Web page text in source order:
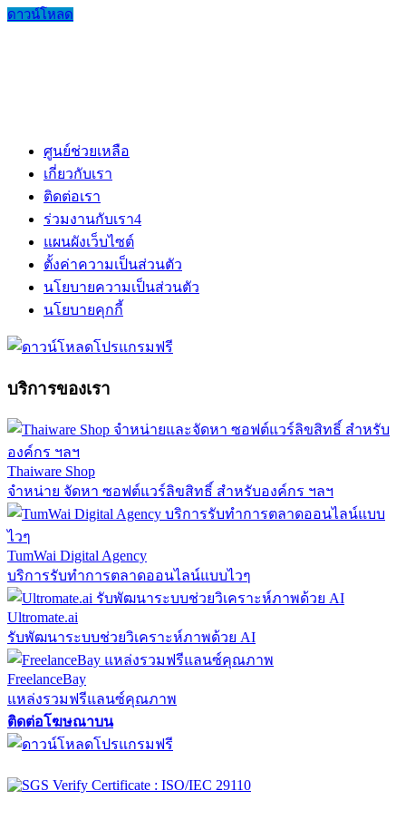
ดาวน์โหลด
ศูนย์ช่วยเหลือ
เกี่ยวกับเรา
ติดต่อเรา
ร่วมงานกับเรา4
แผนผังเว็บไซต์
ตั้งค่าความเป็นส่วนตัว
นโยบายความเป็นส่วนตัว
นโยบายคุกกี้
บริการของเรา
Thaiware Shop
จำหน่าย จัดหา ซอฟต์แวร์ลิขสิทธิ์ สำหรับองค์กร ฯลฯ
TumWai Digital Agency
บริการรับทำการตลาดออนไลน์แบบไวๆ
Ultromate.ai
รับพัฒนาระบบช่วยวิเคราะห์ภาพด้วย AI
FreelanceBay
แหล่งรวมฟรีแลนซ์คุณภาพ
ติดต่อโฆษณาบน